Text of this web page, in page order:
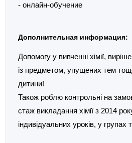
- онлайн-обучение
Дополнительная информация:
Допомогу у вивченні хімії,
із предметом, упущених тем
дитини!
Також роблю контрольні на
стаж викладання хімії з 2014
індивідуальних уроків, у групах